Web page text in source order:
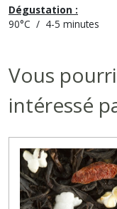
Dégustation :
90°C / 4-5 minutes
Vous
intéressé